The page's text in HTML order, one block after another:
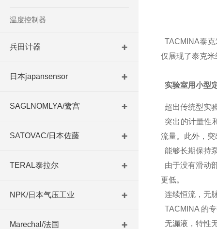
温度控制器
兵田计器
日本japansensor
SAGLNOMLYA/鹭宫
SATOVAC/日本佐藤
TERAL泰拉尔
NPK/日本气压工业
Marechal/法国
TACMINA泰
仅展现了泰克
实验室用小型
超出传统型实
突出的计量性
流量。 此外，
能够长期保持
由于没有滑动
更低。
连续恒流，无
TACMINA 的
无漏液，特性